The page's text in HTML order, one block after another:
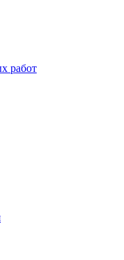
работ